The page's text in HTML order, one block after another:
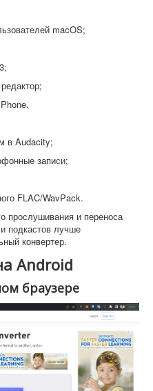
macOS;
в Audacity;
записи;
FLAC/WavPack.
прослушивания и переноса
подкастов лучше
конвертер.
Android
браузере